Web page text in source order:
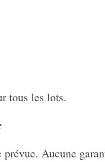
tous les lots.
Aucune